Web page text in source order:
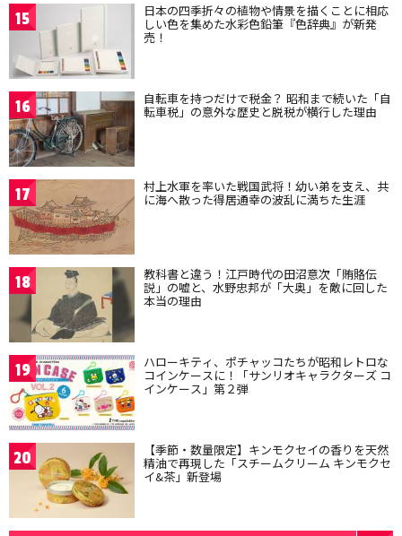
15 日本の四季折々の植物や情景を描くことに相応
しい色を集めた水彩色鉛筆『色辞典』が新発
売！
16 自転車を持つだけで税金？ 昭和まで続いた「自
転車税」の意外な歴史と脱税が横行した理由
17 村上水軍を率いた戦国武将！幼い弟を支え、共
に海へ散った得居通幸の波乱に満ちた生涯
18 教科書と違う！江戸時代の田沼意次「賄賂伝
説」の嘘と、水野忠邦が「大奥」を敵に回した
本当の理由
19 ハローキティ、ポチャッコたちが昭和レトロな
コインケースに！「サンリオキャラクターズ コ
インケース」第２弾
20 【季節・数量限定】キンモクセイの香りを天然
精油で再現した「スチームクリーム キンモクセ
イ&茶」新登場